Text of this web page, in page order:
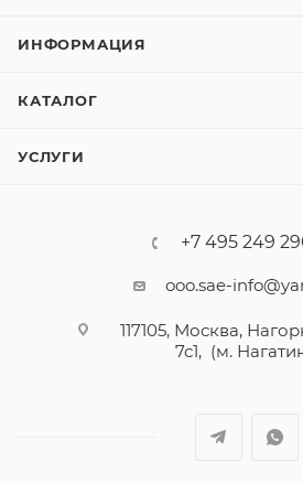
ИНФОРМАЦИЯ
КАТАЛОГ
УСЛУГИ
+7 495 249
ooo.sae-
117105, Москва,
7с1, (м.